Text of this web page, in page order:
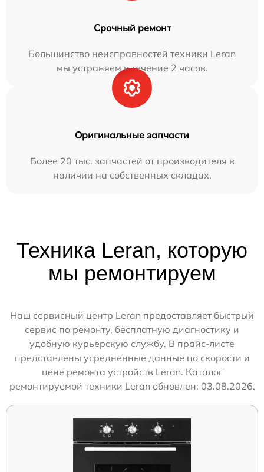
Срочный ремонт
Большинство неисправностей техники Leran
мы устраняем в течение 2 часов.
Оригинальные запчасти
Более 20 тыс. запчастей от производителя в
наличии на собственных складах.
Техника Leran, которую
мы ремонтируем
Наш сервисный центр Leran предоставляет быстрый
сервис по ремонту, бесплатную диагностику и
удобную курьерскую службу. В прайс-листе
представлены усредненные данные по скорости и
цене ремонта устройств Leran. Каталог
ремонтируемой техники Leran обновлен: 03.08.2026.